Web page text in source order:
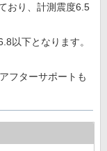
おり、計測震度6.5
以下となります。
フターサポートも